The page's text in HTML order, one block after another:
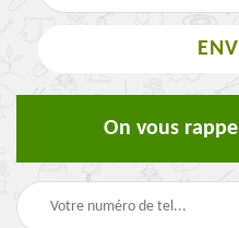
On vous